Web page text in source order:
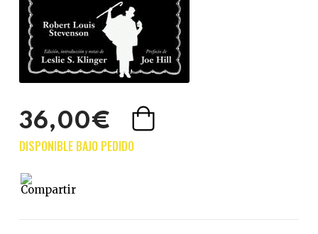
36,00€